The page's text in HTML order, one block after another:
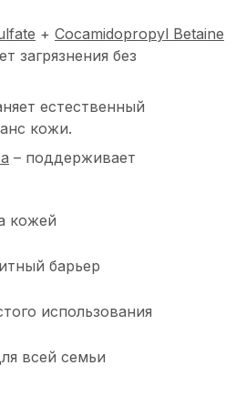
+ Cocamidopropyl Betaine
загрязнения без
естественный
кожи.
– поддерживает
кожей
барьер
использования
всей семьи